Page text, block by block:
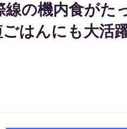
線の機内食がた
ごはんにも大活